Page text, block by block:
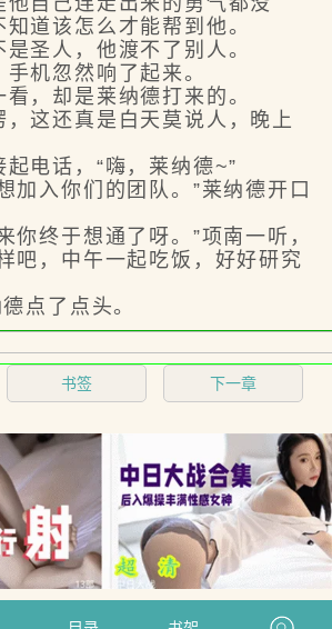
道该怎么才能帮到他。
人，他渡不了别人。
忽然响了起来。
却是莱纳德打来的。
这还真是白天莫说人，晚上
电话，“嗨，莱纳德~”
入你们的团队。”莱纳德开口
终于想通了呀。”项南一听，
吧，中午一起吃饭，好好研究
点了点头。
书签 下一章